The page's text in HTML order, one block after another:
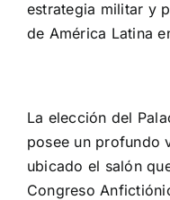
estrategia militar y
de América Latina
La elección del
posee un profundo
ubicado el salón
Congreso